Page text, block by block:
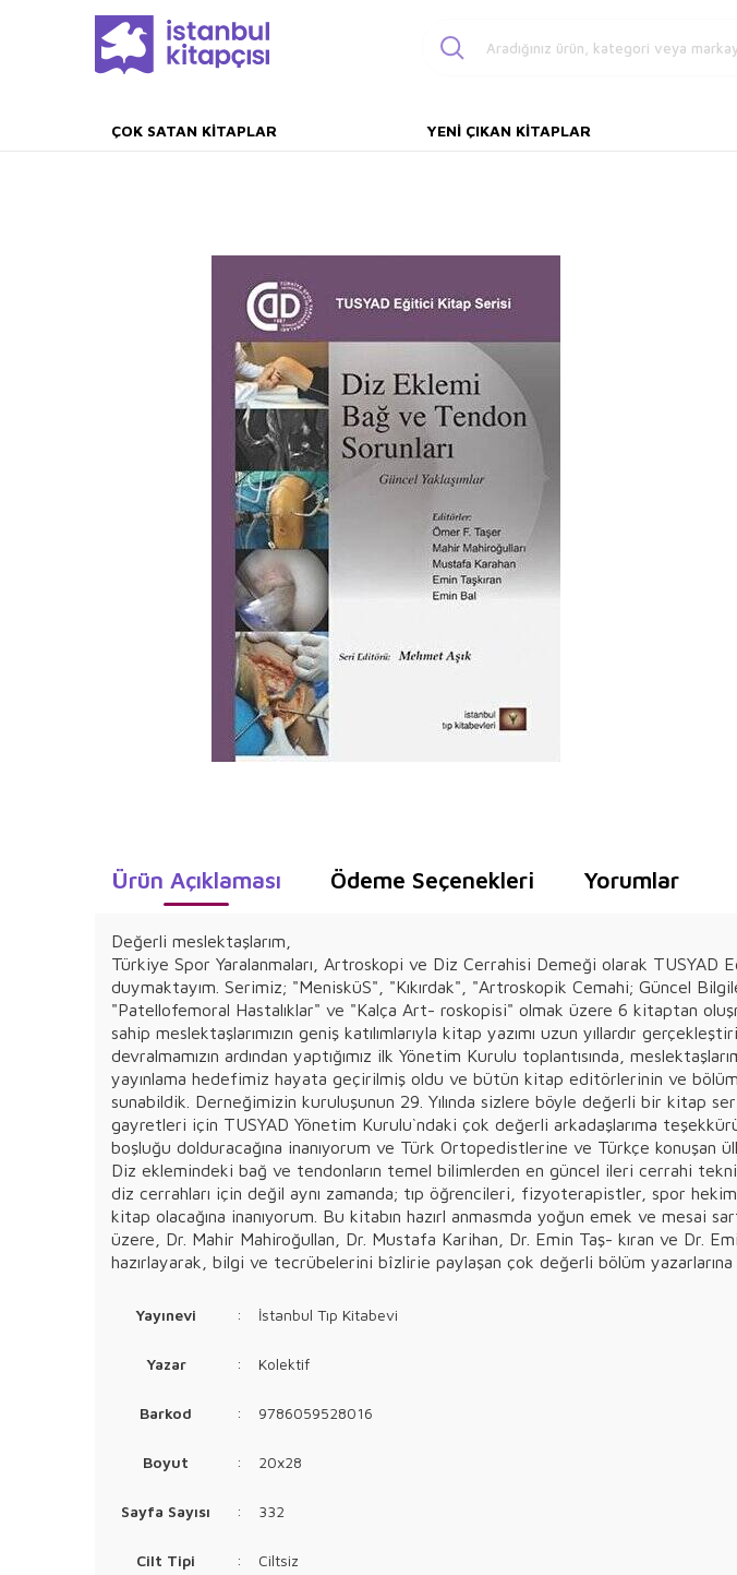
ÇOK SATAN KITAPLAR YENI ÇIKAN KITAPLAR
Ürün Açıklaması Ödeme Seçenekleri Yorumlar
Değerli meslektaşlarım,
Türkiye Spor Yaralanmaları, Artroskopi ve Diz Cerrahisi Demeği olarak
duymaktayım. Serimiz; "MenisküS", "Kıkırdak", "Artroskopik Cemahi; Güncel
"Patellofemoral Hastalıklar" ve "Kalça Art- roskopisi" olmak üzere 6 kitaptan
sahip meslektaşlarımızın geniş katılımlarıyla kitap yazımı uzun yıllardır
devralmamızın ardından yaptığımız ilk Yönetim Kurulu toplantısında,
yayınlama hedefimiz hayata geçirilmiş oldu ve bütün kitap editörlerinin ve
sunabildik. Derneğimizin kuruluşunun 29. Yılında sizlere böyle değerli bir kitap
gayretleri için TUSYAD Yönetim Kurulu`ndaki çok değerli arkadaşlarıma
boşluğu dolduracağına inanıyorum ve Türk Ortopedistlerine ve Türkçe konuşan
Diz eklemindeki bağ ve tendonların temel bilimlerden en güncel ileri cerrahi
diz cerrahları için değil aynı zamanda; tıp öğrencileri, fizyoterapistler, spor
kitap olacağına inanıyorum. Bu kitabın hazırl anmasmda yoğun emek ve
üzere, Dr. Mahir Mahiroğullan, Dr. Mustafa Karihan, Dr. Emin Taş- kıran ve
hazırlayarak, bilgi ve tecrübelerini bîzlirie paylaşan çok değerli bölüm
Yayınevi : İstanbul Tıp Kitabevi
Yazar : Kolektif
Barkod : 9786059528016
Boyut : 20x28
Sayfa Sayısı : 332
Cilt Tipi : Ciltsiz